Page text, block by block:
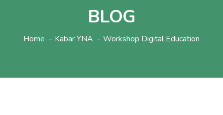
BLOG
Home Kabar YNA Workshop Digital Education